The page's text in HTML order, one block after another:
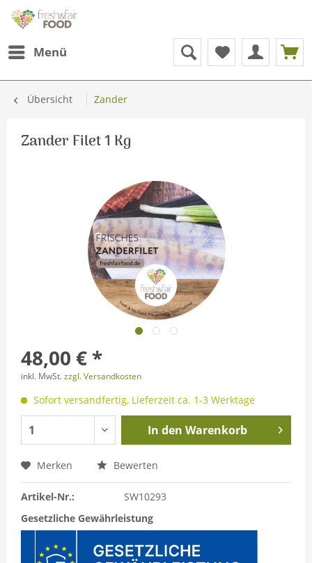
Menü
Übersicht Zander
Zander Filet 1 Kg
48,00 € *
inkl. MwSt.zzgl. Versandkosten
Sofort versandfertig, Lieferzeit ca. 1-3 Werktage
In den Warenkorb
Merken Bewerten
Artikel-Nr.:
SW10293
Gesetzliche Gewährleistung